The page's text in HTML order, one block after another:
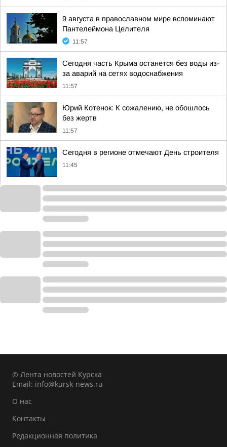
9 августа в православном мире вспоминают
Пантелеймона Целителя
11:57
Сегодня часть Крыма останется без воды из-
за аварий на сетях водоснабжения
11:57
Юрий Котенок: К сожалению, не обошлось
без жертв
11:57
Сегодня в регионе отмечают День строителя
11:45
© Лента новостей Курска
Email: info@kursk-news.ru
О нас
Контакты
Редакционная политика